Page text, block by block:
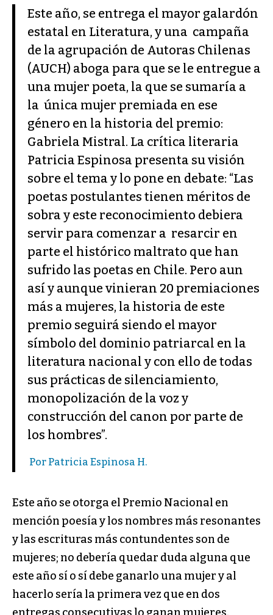
Este año, se entrega el mayor galardón
estatal en Literatura, y una campaña
de la agrupación de Autoras Chilenas
(AUCH) aboga para que se le entregue a
una mujer poeta, la que se sumaría a
la única mujer premiada en ese
género en la historia del premio:
Gabriela Mistral. La crítica literaria
Patricia Espinosa presenta su visión
sobre el tema y lo pone en debate: “Las
poetas postulantes tienen méritos de
sobra y este reconocimiento debiera
servir para comenzar a resarcir en
parte el histórico maltrato que han
sufrido las poetas en Chile. Pero aun
así y aunque vinieran 20 premiaciones
más a mujeres, la historia de este
premio seguirá siendo el mayor
símbolo del dominio patriarcal en la
literatura nacional y con ello de todas
sus prácticas de silenciamiento,
monopolización de la voz y
construcción del canon por parte de
los hombres”.
Por Patricia Espinosa H.
Este año se otorga el Premio Nacional en
mención poesía y los nombres más resonantes
y las escrituras más contundentes son de
mujeres; no debería quedar duda alguna que
este año sí o sí debe ganarlo una mujer y al
hacerlo sería la primera vez que en dos